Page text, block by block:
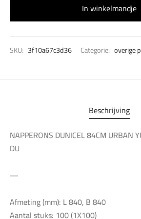
In winkelmandje
SKU: 3f10a67c3d36 Categorie: overige
Beschrijving
NAPPERONS DUNICEL 84CM URBAN
DU
—
Afmeting (mm): L 840, B 840
Aantal stuks: 100 (1X100)